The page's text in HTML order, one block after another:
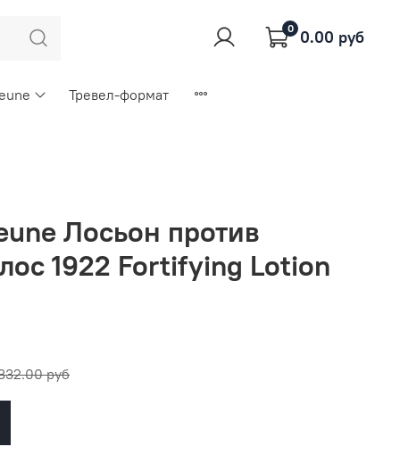
0 0.00 руб
Тревел-формат
Лосьон против
1922 Fortifying Lotion
руб